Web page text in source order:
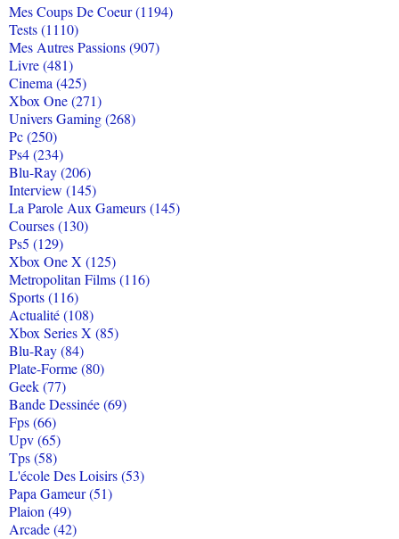
Mes Coups De Coeur (1194)
Tests (1110)
Mes Autres Passions (907)
Livre (481)
Cinema (425)
Xbox One (271)
Univers Gaming (268)
Pc (250)
Ps4 (234)
Blu-Ray (206)
Interview (145)
La Parole Aux Gameurs (145)
Courses (130)
Ps5 (129)
Xbox One X (125)
Metropolitan Films (116)
Sports (116)
Actualité (108)
Xbox Series X (85)
Blu-Ray (84)
Plate-Forme (80)
Geek (77)
Bande Dessinée (69)
Fps (66)
Upv (65)
Tps (58)
L'école Des Loisirs (53)
Papa Gameur (51)
Plaion (49)
Arcade (42)